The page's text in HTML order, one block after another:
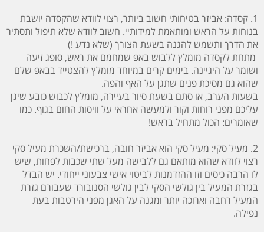
1. קסדה: אביזר בטיחותי חשוב ביותר, רצוי לוודא שהקסדה יושבת
בנוחות על הראש ומותאמת למידותיי. חשוב לוודא שלא תיפול ותסתיר
את הדרך ותשמש להגנה בשעת הצורך (שלא נדע !)
מתחת לקסדה מומלץ ללבוש באפ שמחמם את ראש, סופג זיעה
ושומר על היגיינה. בימים קרים במיוחד מומלץ להצטייד בבאפ שלם
שהוא גם מסיכת פנים שתגן על האף והפה.
בשעות הערב, או סתם בשעת סיור בעיירה, מומלץ לכבוש כובע שיגן
עליכם מפני רוחות וקור ולמעשה אחראי על וויסות החום בגוף. כמו
שאומרים: הכול מתחיל בראש!
2. מעיל סקי: מעיל סקי הוא אביזר חובה, ברכישת/השכרת מעיל סקי
רצוי לוודא שהוא מותאם גם ללבישה מעל שתי שכבות לפחות, שיש
לו הרבה כיסים וזו ההזדמנות לביטוי אישי צבעוני ייחודי. יש הבדל
בגזרת המעיל בין גולשי הסקי לבין גולשי הסנובורד שעבורם גזרת
המעיל רחבה וארוכה יותר ומגנה על האגן מפני הירטבות בעת
נפילה.